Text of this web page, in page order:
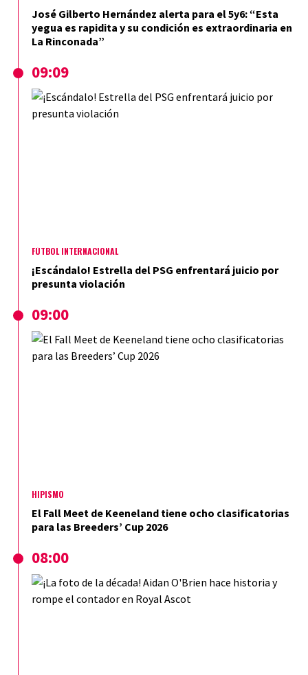
José Gilberto Hernández alerta para el 5y6: “Esta
yegua es rapidita y su condición es extraordinaria en
La Rinconada”
09:09
FÚTBOL INTERNACIONAL
¡Escándalo! Estrella del PSG enfrentará juicio por
presunta violación
09:00
HIPISMO
El Fall Meet de Keeneland tiene ocho clasificatorias
para las Breeders’ Cup 2026
08:00